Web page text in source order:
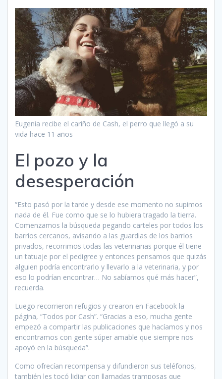
Eugenia recibe el cariño de Cash, el perro que llegó a su
vida hace 11 años
El pozo y la
desesperación
“Esto pasó por la tarde y desde ese momento no supimos
nada de él. Fue como que se lo hubiera tragado la tierra.
Comenzamos la búsqueda pegando carteles por todos los
barrios cercanos, avisando a las guardias de los barrios
privados, recorrimos todas las veterinarias porque él tiene
un tatuaje por el pedigree y entonces pensamos que quizás
alguien podría encontrarlo y llevarlo a la veterinaria, y por
eso lo podrían encontrar… No sabíamos qué más hacer”,
recuerda.
Luego recorrieron refugios y crearon en Facebook la
página, “Todos por Cash”. “Gracias a eso, mucha gente
empezó a compartir las publicaciones que hacíamos y nos
encontramos con gente súper amable que siempre nos
apoyó en la búsqueda”.
Como ofrecían recompensa y difundieron sus teléfonos,
también les tocó lidiar con llamadas tramposas que